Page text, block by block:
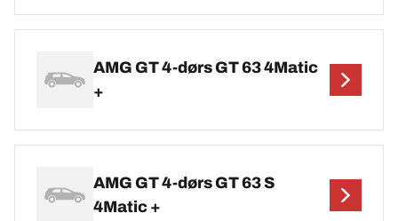
AMG GT 4-dørs GT 63 4Matic
+
AMG GT 4-dørs GT 63 S
4Matic +